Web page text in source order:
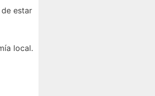
estar
local.